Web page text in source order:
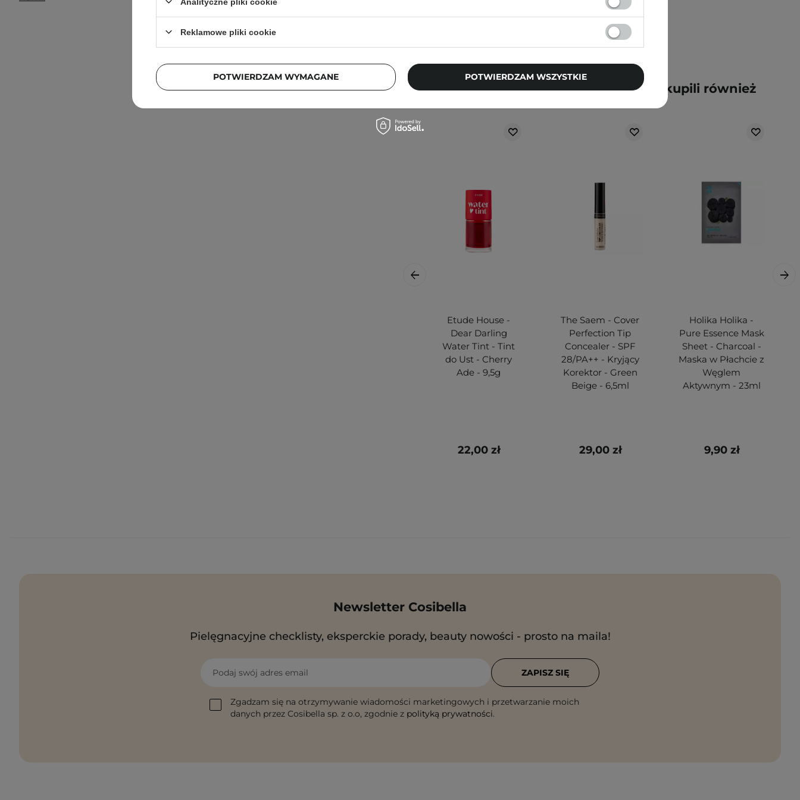
Klienci, którzy kupili ten produkt, kupili również
Etude House -
Dear Darling
Water Tint - Tint
do Ust - Cherry
Ade - 9,5g
22,00 zł
The Saem - Cover
Perfection Tip
Concealer - SPF
28/PA++ - Kryjący
Korektor - Green
Beige - 6,5ml
29,00 zł
Holika Holika -
Pure Essence Mask
Sheet - Charcoal -
Maska w Płachcie z
Węglem
Aktywnym - 23ml
9,90 zł
Newsletter Cosibella
Pielęgnacyjne checklisty, eksperckie porady, beauty nowości - prosto na maila!
Podaj swój adres email
Zgadzam się na otrzymywanie wiadomości marketingowych i przetwarzanie moich
danych przez Cosibella sp. z o.o, zgodnie z polityką prywatności.
ZAPISZ SIĘ
Reklamowe pliki cookie
POTWIERDZAM WYMAGANE POTWIERDZAM WSZYSTKIE